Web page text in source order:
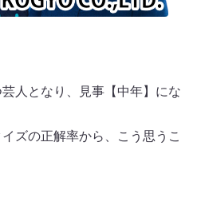
芸人となり、見事【中年】にな
ズの正解率から、こう思うこ